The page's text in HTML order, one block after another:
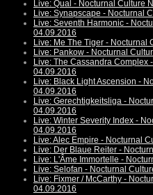
Live: Qual - Nocturnal Culture
Live: Synapscape - Nocturnal
Live: Seventh Harmonic -
04.09.2016
Live: Me The Tiger - Nocturnal
Live: Pankow - Nocturnal
Live: The Cassandra Complex
04.09.2016
Live: Black Light Ascension -
04.09.2016
Live: Gerechtigkeitsliga -
04.09.2016
Live: Winter Severity Index -
04.09.2016
Live: Alec Empire - Nocturnal
Live: Der Blaue Reiter -
Live: L'Âme Immortelle -
Live: Selofan - Nocturnal
Live: Fixmer / McCarthy -
04.09.2016